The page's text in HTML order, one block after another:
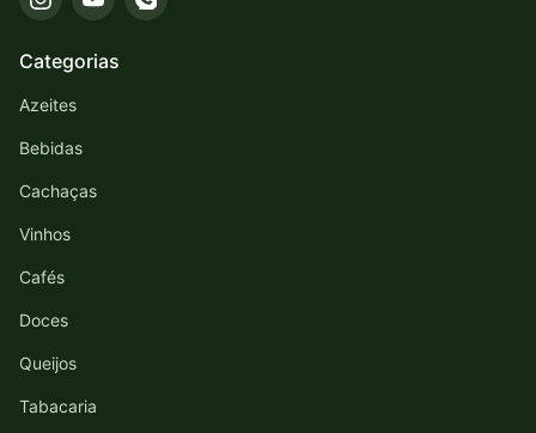
Categorias
Azeites
Bebidas
Cachaças
Vinhos
Cafés
Doces
Queijos
Tabacaria